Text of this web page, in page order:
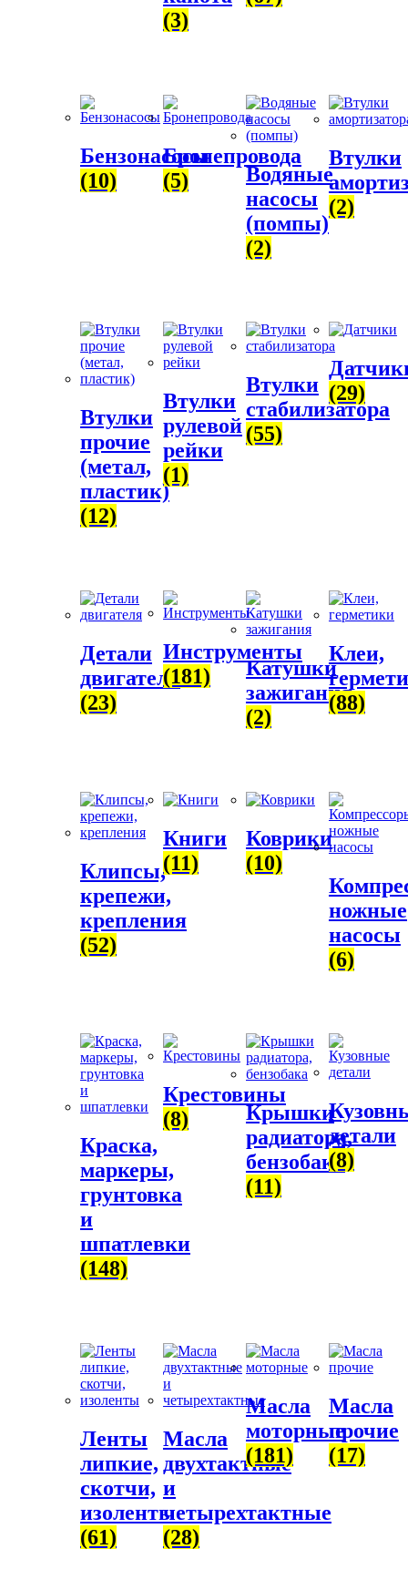
(3)
Бензонасосы
(10)
Бронепровода
(5)
Водяные
насосы
(помпы)
(2)
Втулки
(2)
Втулки
прочие
(метал,
пластик)
(12)
Втулки
рулевой
рейки
(1)
Втулки
стабилизатора
(55)
(29)
Детали
двигателя
(23)
Инструменты
(181)
Катушки
зажигания
(2)
Клеи,
(88)
Клипсы,
крепежи,
крепления
(52)
Книги
(11)
Коврики
(10)
ножные
насосы
(6)
Краска,
маркеры,
грунтовка
и
шпатлевки
(148)
Крестовины
(8)
Крышки
радиатора,
бензобака
(11)
детали
(8)
Ленты
липкие,
скотчи,
изоленты
(61)
Масла
двухтактные
и
четырехтактные
(28)
Масла
моторные
(181)
Масла
прочие
(17)